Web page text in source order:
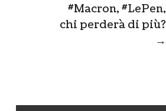
#Macron, #LePen,
chi perderà di più?
→